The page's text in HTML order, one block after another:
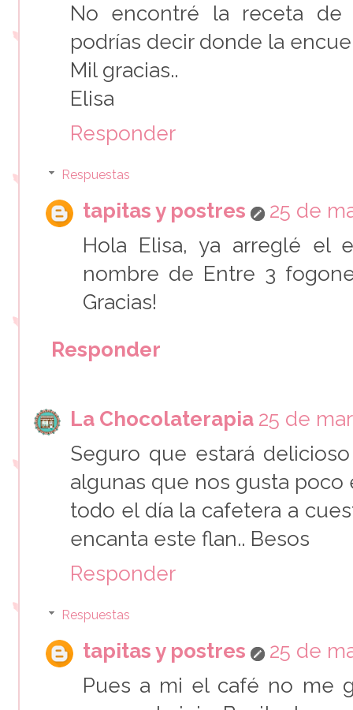
No encontré la receta de
podrías decir donde la
Mil gracias..
Elisa
Responder
Respuestas
tapitas y postres
25 de
Hola Elisa, ya arreglé el
nombre de Entre 3
Gracias!
Responder
La Chocolaterapia 25 de
Seguro que estará
algunas que nos gusta poco
todo el día la cafetera a
encanta este flan.. Besos
Responder
Respuestas
tapitas y postres
25 de
Pues a mi el café no me